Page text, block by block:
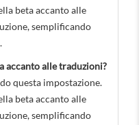
beta accanto alle
semplificando
accanto alle traduzioni?
questa impostazione.
beta accanto alle
semplificando